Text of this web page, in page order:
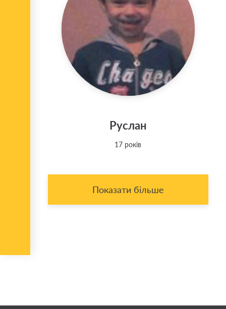
Руслан
17 років
Показати більше